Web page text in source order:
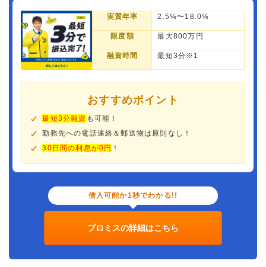
実質年率 2.5%〜18.0%
限度額 最大800万円
融資時間 最短3分※1
おすすめポイント
最短3分融資 も可能！
勤務先への電話連絡＆郵送物は原則なし！
30日間の利息が0円 ！
借入可能か1秒でわかる!!
プロミスの詳細はこちら